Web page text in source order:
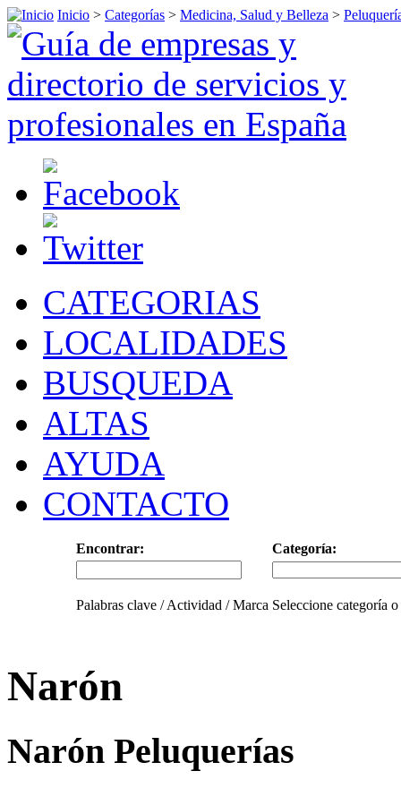
Inicio > Categorías > Medicina, Salud y Belleza >
CATEGORIAS
LOCALIDADES
BUSQUEDA
ALTAS
AYUDA
CONTACTO
Encontrar: Categoría:
Palabras clave / Actividad / Marca Seleccione categoría
Narón
Narón Peluquerías